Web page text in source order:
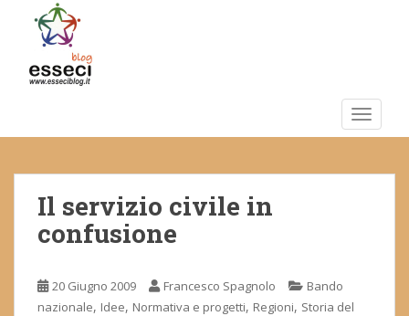
m
Il servizio civile in
confusione
20 Giugno 2009 Francesco Spagnolo
Bando
nazionale, Idee, Normativa e progetti, Regioni, Storia del